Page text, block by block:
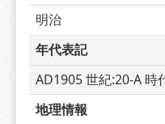
明治
年代表記
AD1905 世紀:20-A 時
地理情報